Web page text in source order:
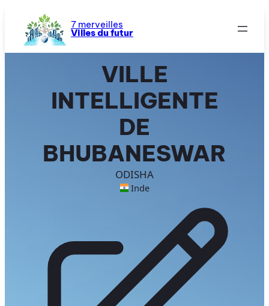
contenu
7 merveilles
Villes du futur
VILLE
INTELLIGENTE
DE
BHUBANESWAR
ODISHA
Inde